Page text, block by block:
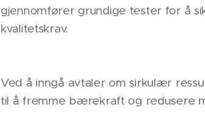
gjennomfører grundige tester for å
kvalitetskrav.
Ved å inngå avtaler om sirkulær
til å fremme bærekraft og redusere